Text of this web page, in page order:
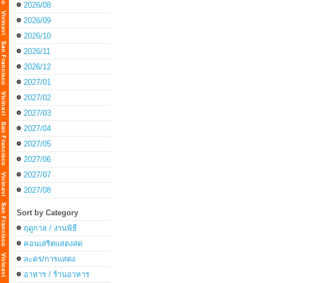
2026/08
2026/09
2026/10
2026/11
2026/12
2027/01
2027/02
2027/03
2027/04
2027/05
2027/06
2027/07
2027/08
Sort by Category
ฤดูกาล / งานพิธี
คอนเสริตแสดงสด
ละคร/การแสดง
อาหาร / ร้านอาหาร